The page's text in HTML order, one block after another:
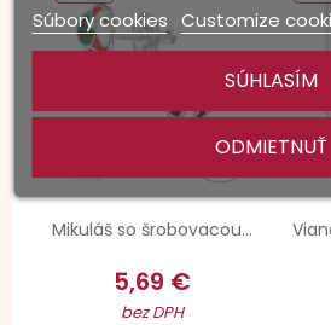
Mikuláš so šrobovacou...
5,69 €
bez DPH
Súbory cookies Customize
ODMIETNUŤ
SÚHLASÍM